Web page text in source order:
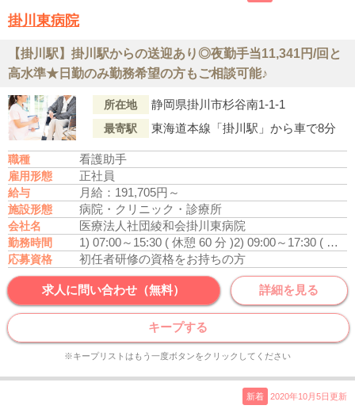
掛川東病院
【掛川駅】掛川駅からの送迎あり◎夜勤手当11,341円/回と
高水準★日勤のみ勤務希望の方もご相談可能♪
所在地 静岡県掛川市杉谷南1-1-1
最寄駅 東海道本線「掛川駅」から車で8分
職種 看護助手
雇用形態 正社員
給与 月給：191,705円～
施設形態 病院・クリニック・診療所
会社名 医療法人社団綾和会掛川東病院
勤務時間 1) 07:00～15:30 ( 休憩 60 分 )2) 09:00～17:30 ( 休憩 60 分 )
応募資格 初任者研修の資格をお持ちの方
求人に問い合わせ（無料） 詳細を見る
キープする
※キープリストはもう一度ボタンをクリックしてください
新着 2020年10月5日更新